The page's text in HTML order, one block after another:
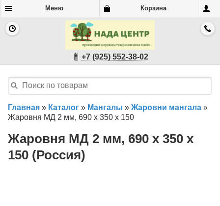
Меню Корзина
+7 (925) 552-38-02
Главная » Каталог » Мангалы » Жаровни мангала »
Жаровня МД 2 мм, 690 х 350 х 150
Жаровня МД 2 мм, 690 х 350 х
150 (Россия)